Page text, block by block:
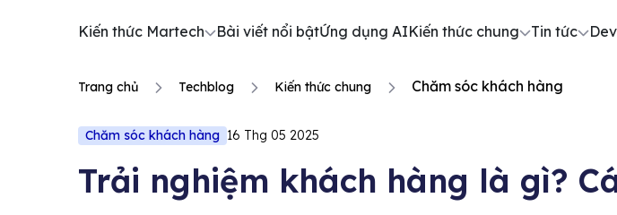
Kiến thức Martech Bài viết nổi bậtỨng dụng AIKiến thức chung Tin tức
Trang chủ Techblog Kiến thức chung Chăm sóc khách hàng
Chăm sóc khách hàng 16 Thg 05 2025
Trải nghiệm khách hàng là gì?